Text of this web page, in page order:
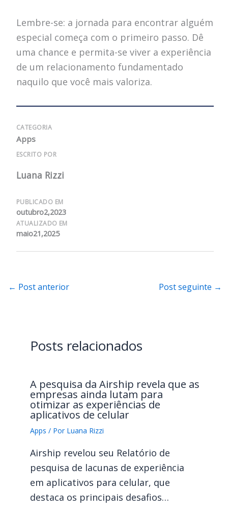
Lembre-se: a jornada para encontrar alguém
especial começa com o primeiro passo. Dê
uma chance e permita-se viver a experiência
de um relacionamento fundamentado
naquilo que você mais valoriza.
CATEGORIA
Apps
ESCRITO POR
Luana Rizzi
PUBLICADO EM
outubro2,2023
ATUALIZADO EM
maio21,2025
← Post anterior Post seguinte →
Posts relacionados
A pesquisa da Airship revela que as
empresas ainda lutam para
otimizar as experiências de
aplicativos de celular
Apps / Por Luana Rizzi
Airship revelou seu Relatório de
pesquisa de lacunas de experiência
em aplicativos para celular, que
destaca os principais desafios…